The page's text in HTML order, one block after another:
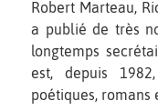
Robert Marteau,
a publié de très
longtemps
est, depuis
poétiques, romans